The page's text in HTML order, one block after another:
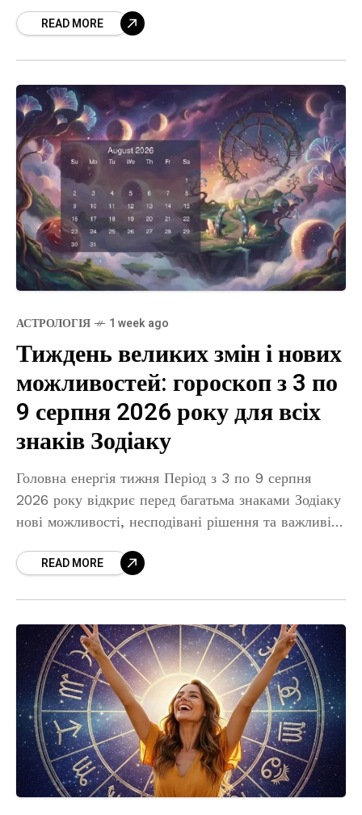
READ MORE
АСТРОЛОГІЯ 1 week ago
Тиждень великих змін і нових
можливостей: гороскоп з 3 по
9 серпня 2026 року для всіх
знаків Зодіаку
Головна енергія тижня Період з 3 по 9 серпня
2026 року відкриє перед багатьма знаками Зодіаку
нові можливості, несподівані рішення та важливі
рухуREAD MORE